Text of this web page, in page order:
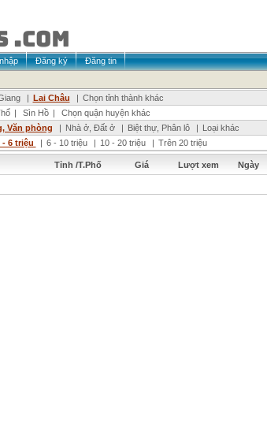
Đăng ký
Đăng tin
| Lai Châu | Chọn tỉnh thành khác
| Sìn Hồ |
Chọn quận huyện khác
Văn phòng | Nhà ở, Đất ở | Biệt thự, Phân lô | Loại khác
- 6 triệu | 6 - 10 triệu | 10 - 20 triệu | Trên 20 triệu
Tỉnh /T.Phố Giá Lượt xem Ngày